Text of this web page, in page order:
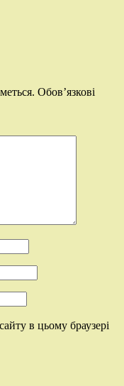
Обов’язкові
в цьому браузері